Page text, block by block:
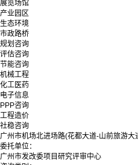
展览场馆
产业园区
生态环境
市政路桥
规划咨询
评估咨询
节能咨询
机械工程
化工医药
电子信息
PPP咨询
工程造价
社稳咨询
广州市机场北进场路(花都大道-山前旅游大
委托单位：
广州市发改委项目研究评审中心